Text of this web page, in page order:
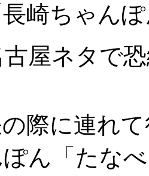
崎ちゃん
屋ネタで
際に連れ
ん「たな